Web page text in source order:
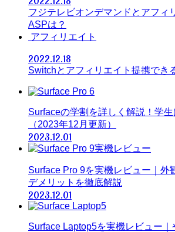
フジテレビオンデマンドとアフィ
ASPは？
アフィリエイト
2022.12.18
Switchとアフィリエイト提携でき
Surfaceの学割を詳しく解説！学
（2023年12月更新）
2023.12.01
Surface Pro 9を実機レビュー｜外
デメリットを徹底解説
2023.12.01
Surface Laptop5を実機レビュー